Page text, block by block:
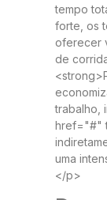
tempo
forte, os
oferecer
de
trabalho,
href="#"
uma
</p>